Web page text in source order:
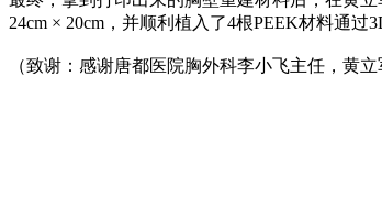
24cm × 20cm，并顺利植入了4根PEEK材料通
（致谢：感谢唐都医院胸外科李小飞主任，黄